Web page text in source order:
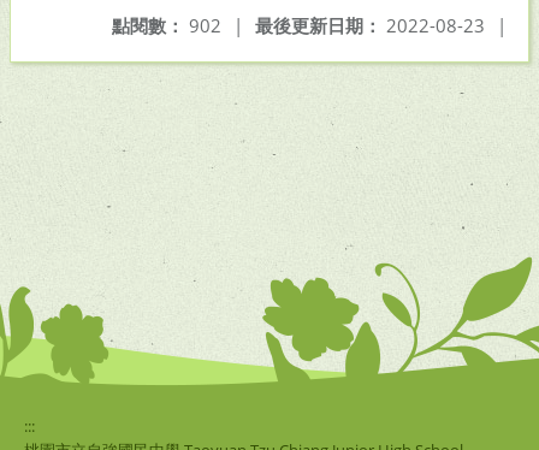
最後更新日期： 2022-08-23 |
點閱數： 902 |
:::